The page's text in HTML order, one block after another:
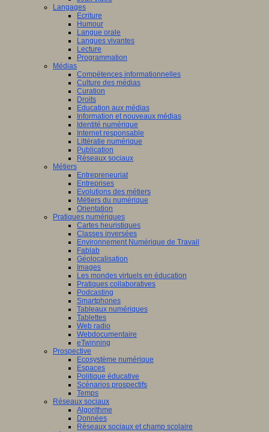
Langages
Ecriture
Humour
Langue orale
Langues vivantes
Lecture
Programmation
Médias
Compétences informationnelles
Culture des médias
Curation
Droits
Education aux médias
Information et nouveaux médias
Identité numérique
Internet responsable
Littératie numérique
Publication
Réseaux sociaux
Métiers
Entrepreneuriat
Entreprises
Evolutions des métiers
Métiers du numérique
Orientation
Pratiques numériques
Cartes heuristiques
Classes inversées
Environnement Numérique de Travail
Fablab
Géolocalisation
Images
Les mondes virtuels en éducation
Pratiques collaboratives
Podcasting
Smartphones
Tableaux numériques
Tablettes
Web radio
Webdocumentaire
eTwinning
Prospective
Ecosystème numérique
Espaces
Politique éducative
Scénarios prospectifs
Temps
Réseaux sociaux
Algorithme
Données
Réseaux sociaux et champ scolaire